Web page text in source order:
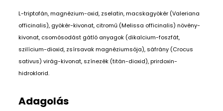
L-triptofán, magnézium-oxid, zselatin, macskagyökér (Valeriana
officinalis), gyökér-kivonat, citromű (Melissa officinalis) növény-
kivonat, csomósodást gátló anyagok (dikalcium-foszfát,
szilícium-dioxid, zsírsavak magnéziumsója), sáfrány (Crocus
sativus) virág-kivonat, színezék (titán-dioxid), prirdoxin-
hidroklorid.
Adagolás